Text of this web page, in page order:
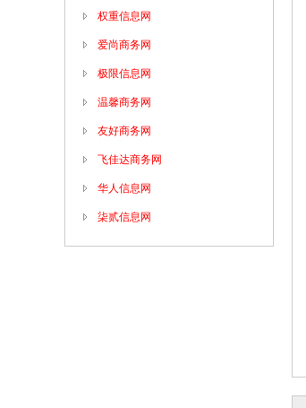
权重信息网
爱尚商务网
极限信息网
温馨商务网
友好商务网
飞佳达商务网
华人信息网
柒贰信息网